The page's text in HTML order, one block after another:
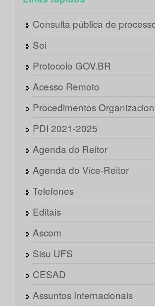
Consulta pública de
Sei
Protocolo GOV.BR
Acesso Remoto
Procedimentos
PDI 2021-2025
Agenda do Reitor
Agenda do Vice-Reitor
Telefones
Editais
Ascom
Sisu UFS
CESAD
Assuntos Internacionais